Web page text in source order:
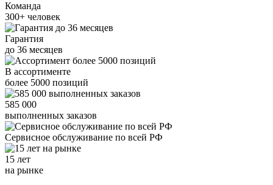
Команда
300+ человек
Гарантия
до 36 месяцев
В ассортименте
более 5000 позиций
585 000
выполненных заказов
Сервисное обслуживание по всей РФ
15 лет
на рынке